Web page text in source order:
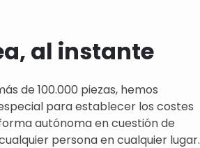
al instante
de 100.000 piezas, hemos
para establecer los costes
autónoma en cuestión de
persona en cualquier lugar.